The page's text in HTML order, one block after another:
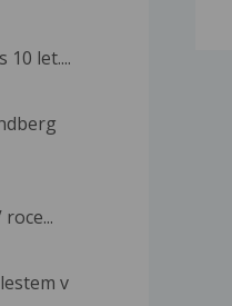
let....
v